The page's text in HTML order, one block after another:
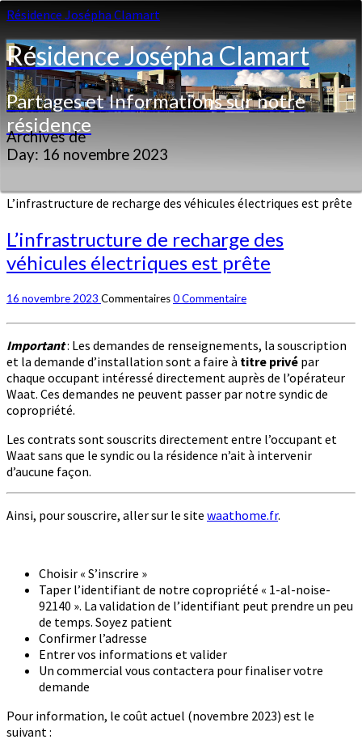
Résidence Josépha Clamart
Résidence Josépha Clamart
Partages et Informations sur notre
résidence
Archives de
Day: 16 novembre 2023
L’infrastructure de recharge des véhicules électriques est prête
L’infrastructure de recharge des
véhicules électriques est prête
16 novembre 2023 Commentaires0 Commentaire
Important: Les demandes de renseignements, la souscription
et la demande d’installation sont a faire à titre privé par
chaque occupant intéressé directement auprès de l’opérateur
Waat. Ces demandes ne peuvent passer par notre syndic de
copropriété.
Les contrats sont souscrits directement entre l’occupant et
Waat sans que le syndic ou la résidence n’ait à intervenir
d’aucune façon.
Ainsi, pour souscrire, aller sur le site waathome.fr.
Choisir « S’inscrire »
Taper l’identifiant de notre copropriété « 1-al-noise-
92140 ». La validation de l’identifiant peut prendre un peu
de temps. Soyez patient
Confirmer l’adresse
Entrer vos informations et valider
Un commercial vous contactera pour finaliser votre
demande
Pour information, le coût actuel (novembre 2023) est le
suivant :